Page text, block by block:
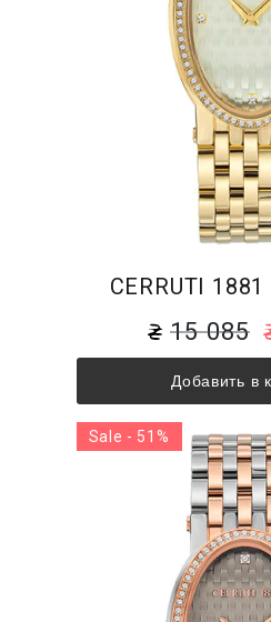
CERRUTI
15 085
Добавить в
Sale - 51%